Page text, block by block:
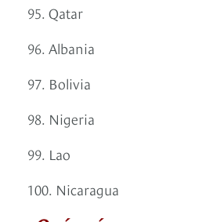
95. Qatar
96. Albania
97. Bolivia
98. Nigeria
99. Lao
100. Nicaragua